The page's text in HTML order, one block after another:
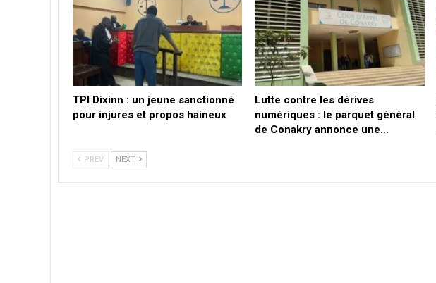
TPI Dixinn : un jeune sanctionné
pour injures et propos haineux
Lutte contre les dérives
numériques : le parquet général
de Conakry annonce une…
PREV NEXT